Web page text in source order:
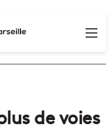
de voies